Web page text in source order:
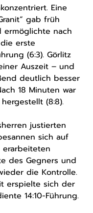
Eine
gab früh
ermöglichte nach
erste
(6:3). Görlitz
Auszeit – und
deutlich besser
18 Minuten war
(8:8).
justierten
sich auf
des Gegners und
die Kontrolle.
erspielte sich der
14:10-Führung.